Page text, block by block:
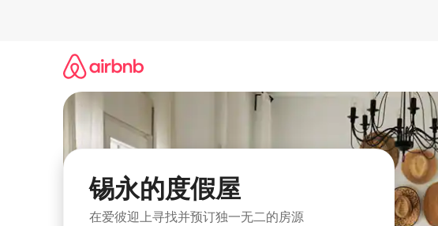
锡永的度假屋
在爱彼迎上寻找并预订独一无二的房源